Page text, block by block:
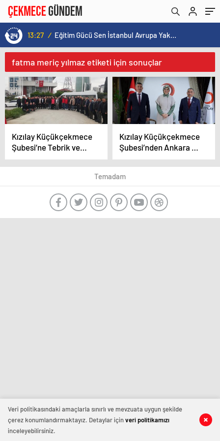
13:27 / Eğitim Gücü Sen İstanbul Avrupa Yakası Şubesi İlk Genel Kurulunu Küçükçekmece’de Gerçekleştirdi
fatma meriç yılmaz etiketi için sonuçlar
Kızılay Küçükçekmece
Şubesi’ne Tebrik ve
Dayanışma Ziyaretleri
Sürüyor
Kızılay Küçükçekmece
Şubesi’nden Ankara ve
İlçede yoğun ziyaretler
Temadam
Veri politikasındaki amaçlarla sınırlı ve mevzuata uygun şekilde
çerez konumlandırmaktayız. Detaylar içinveri politikamızı
inceleyebilirsiniz.